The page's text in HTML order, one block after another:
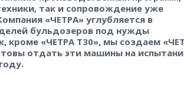
так и сопровождение уже
«ЧЕТРА» углубляется в
бульдозеров под нужды
кроме «ЧЕТРА Т30», мы создаем
отдать эти машины на